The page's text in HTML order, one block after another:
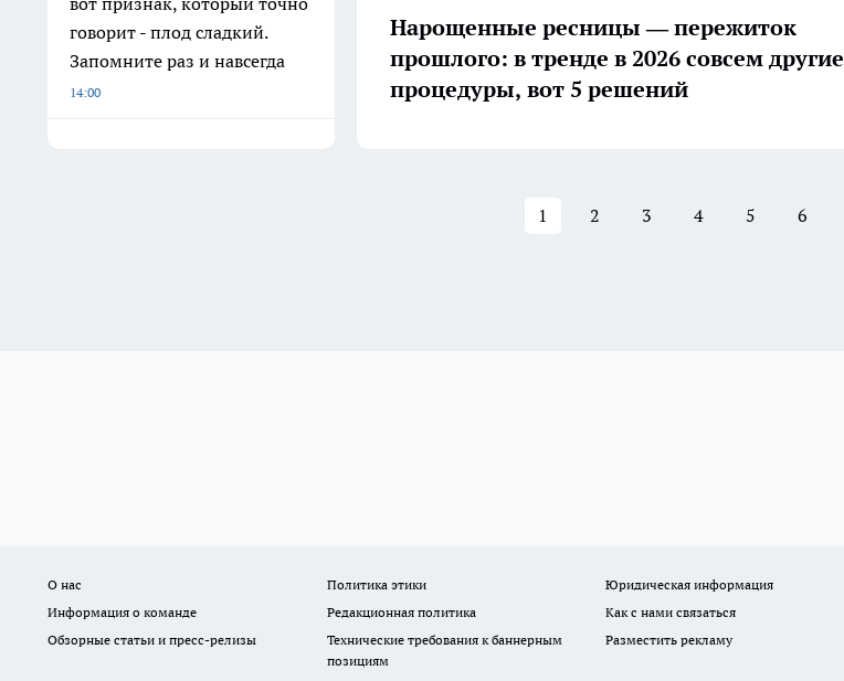
говорит - плод сладкий.
Запомните раз и навсегда
14:00
Нарощенные ресницы — пережиток
прошлого: в тренде в 2026 совсем другие
процедуры, вот 5 решений
1 2 3 4 5 6
О нас Политика этики
Юридическая информация
Информация о команде
Редакционная политика
Как с нами связаться
Обзорные статьи и пресс-релизы
Технические требования к баннерным
позициям
Разместить рекламу